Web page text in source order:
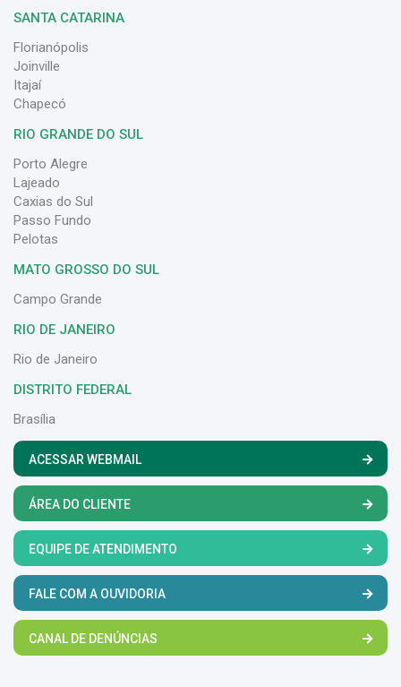
SANTA CATARINA
Florianópolis
Joinville
Itajaí
Chapecó
RIO GRANDE DO SUL
Porto Alegre
Lajeado
Caxias do Sul
Passo Fundo
Pelotas
MATO GROSSO DO SUL
Campo Grande
RIO DE JANEIRO
Rio de Janeiro
DISTRITO FEDERAL
Brasília
ACESSAR WEBMAIL
ÁREA DO CLIENTE
EQUIPE DE ATENDIMENTO
FALE COM A OUVIDORIA
CANAL DE DENÚNCIAS